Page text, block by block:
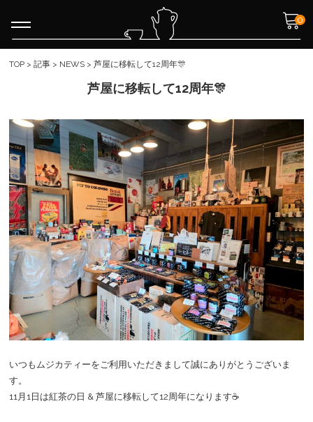
0
TOP > 記事 > NEWS > 芦屋に移転して12周年🎊
芦屋に移転して12周年🎊
いつもムジカティーをご利用いただきまして誠にありがとうございま
す。
11月1日は紅茶の日 & 芦屋に移転して12周年になります☕